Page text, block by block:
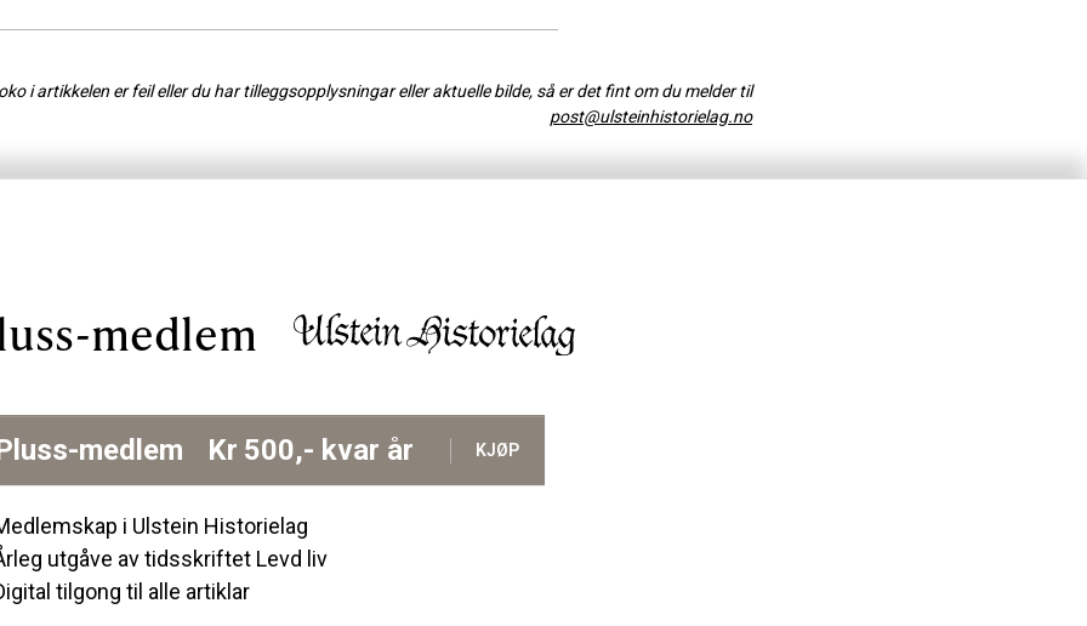
i artikkelen er feil eller du har tilleggsopplysningar eller aktuelle bilde, så er det fint om du melder til
post@ulsteinhistorielag.no
medlem
medlem Kr 500,- kvar år KJØP
i Ulstein Historielag
utgåve av tidsskriftet Levd liv
tilgong til alle artiklar